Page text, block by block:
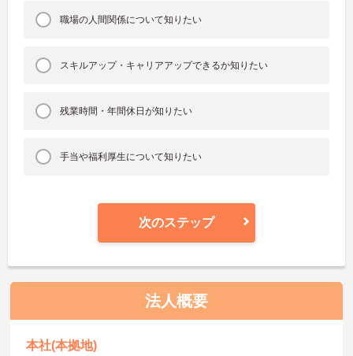
職場の人間関係について知りたい
スキルアップ・キャリアアップできるか知りたい
残業時間・年間休日が知りたい
手当や福利厚生について知りたい
次のステップ
法人概要
本社(本拠地)